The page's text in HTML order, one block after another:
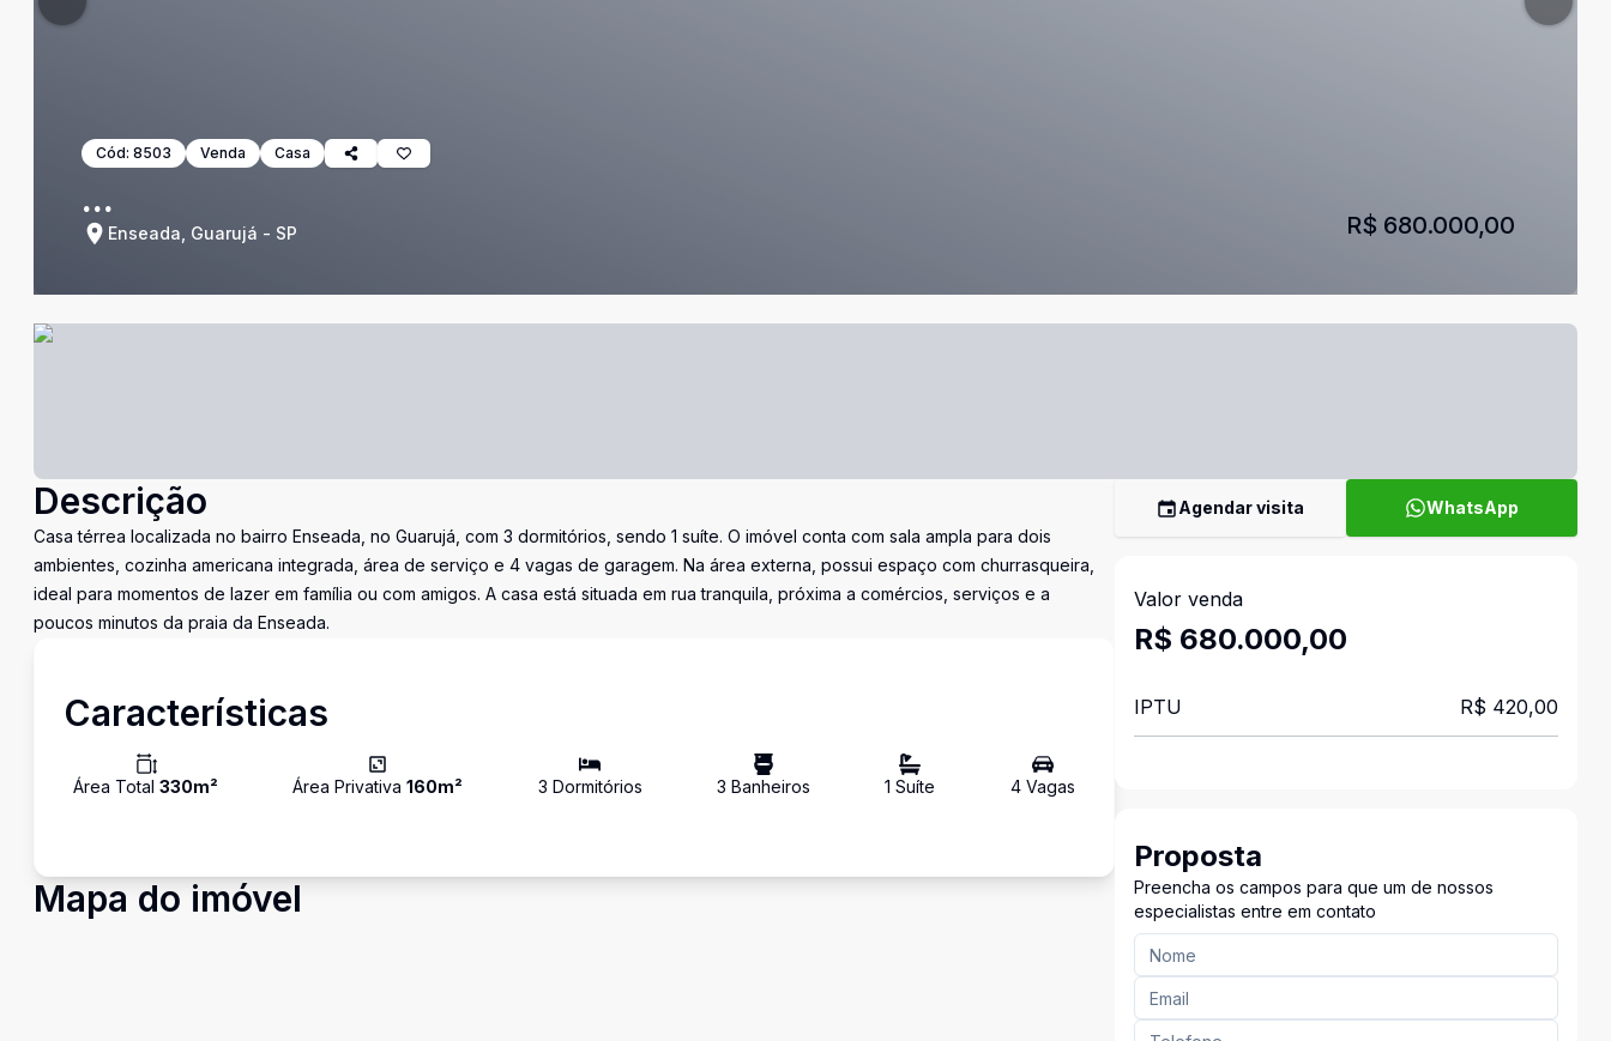
Cód: 8503 Venda Casa
...
Enseada, Guarujá - SP R$ 680.000,00
Descrição
Casa térrea localizada no bairro Enseada, no Guarujá, com 3 dormitórios, sendo 1 suíte. O imóvel conta com sala ampla para dois
ambientes, cozinha americana integrada, área de serviço e 4 vagas de garagem. Na área externa, possui espaço com churrasqueira,
ideal para momentos de lazer em família ou com amigos. A casa está situada em rua tranquila, próxima a comércios, serviços e a
poucos minutos da praia da Enseada.
Características
Área Total 330m² Área Privativa160m² 3 Dormitórios 3 Banheiros 1 Suíte 4Vagas
Mapa do imóvel
Agendar visita WhatsApp
Valor venda
R$ 680.000,00
IPTU R$ 420,00
Proposta
Preencha os campos para que um de nossos
especialistas entre em contato